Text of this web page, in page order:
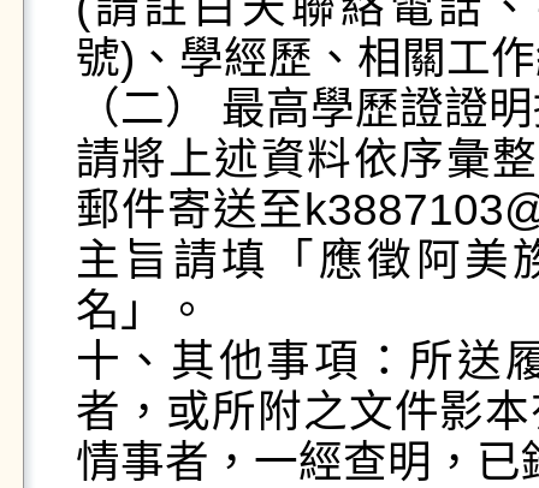
號)、學經歷、相關工
（二） 最高學歷證證
請將上述資料依序彙
郵件寄送至
主旨請填「應徵阿美
名」。
十、其他事項：所送
者，或所附之文件影
情事者，一經查明，